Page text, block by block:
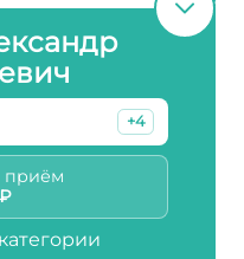
+4
приём